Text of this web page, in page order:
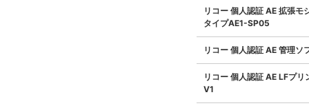
リコー 個人認証 AE 拡張モ
タイプAE1-SP05
リコー 個人認証 AE 管理ソ
リコー 個人認証 AE LFプリ
V1